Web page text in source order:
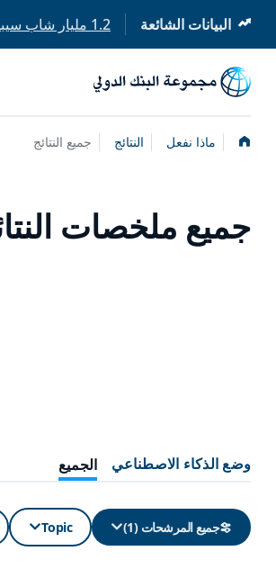
البيانات الشائعة 1.2 مليار شاب سيبلغون سن العمل خلال العقد المقبل
(opens
in
a
new
tab)
الصفحةماذا نفعل النتائج جميع النتائج
جميع ملخصات
وضع الذكاء الاصطناعي الجميع
جميع المرشحات (
1
)
Topic